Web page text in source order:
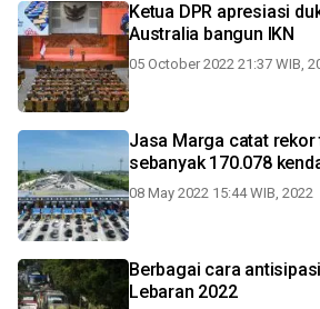
Ketua DPR apresiasi
Australia bangun IKN
05 October 2022 21:37 WIB,
Jasa Marga catat
sebanyak 170.078
08 May 2022 15:44 WIB, 2022
Berbagai cara
Lebaran 2022